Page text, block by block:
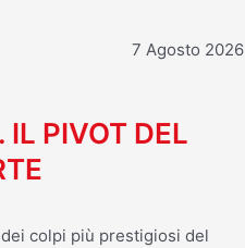
7 Agosto 2026
IL PIVOT DEL
colpi più prestigiosi del